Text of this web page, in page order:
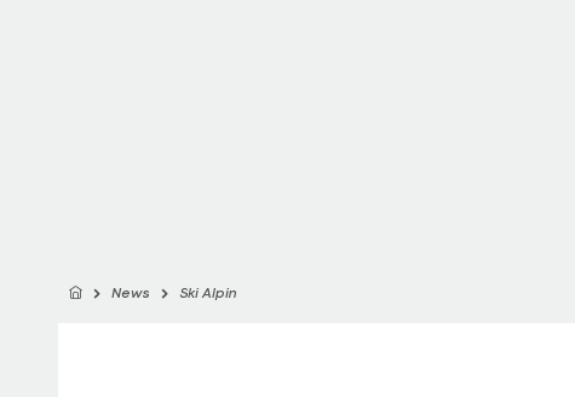
News Ski Alpin